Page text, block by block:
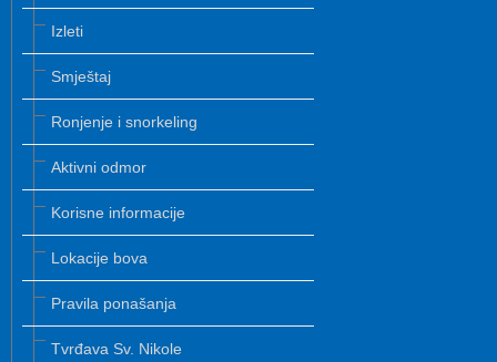
Izleti
Smještaj
Ronjenje i snorkeling
Aktivni odmor
Korisne informacije
Lokacije bova
Pravila ponašanja
Tvrđava Sv. Nikole